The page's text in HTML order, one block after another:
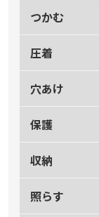
つかむ
圧着
穴あけ
保護
収納
照らす